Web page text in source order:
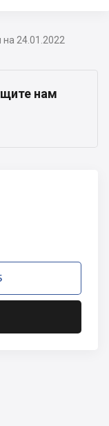
24.01.2022
нам